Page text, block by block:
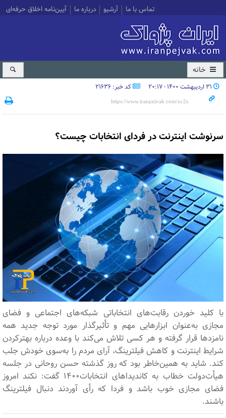
تماس با ما آرشیو درباره ما آیین‌نامه اخلاق حرفه‌ای
خانه
۳۱ اردیبهشت ۱۴۰۰ - ۲۰:۱۷ کد خبر: 21636
سرنوشت اینترنت در فردای انتخابات چیست؟
با کلید خوردن رقابت‌های انتخاباتی شبکه‌های اجتماعی و فضای
مجازی به‌عنوان ابزارهایی مهم و تأثیرگذار مورد توجه جدید همه
نامزدها قرار گرفته و هر کسی تلاش می‌کند با وعده درباره بهترکردن
شرایط اینترنت و کاهش فیلترینگ، آرای مردم را به‌سوی خودش جلب
کند. شاید به همین‌خاطر بود که روز گذشته حسن روحانی در جلسه
هیأت‌دولت خطاب به کاندیداهای انتخابات۱۴۰۰ گفت: نکند امروز
فضای مجازی خوب باشد و فردا که رأی آوردند دنبال فیلترینگ
باشند.